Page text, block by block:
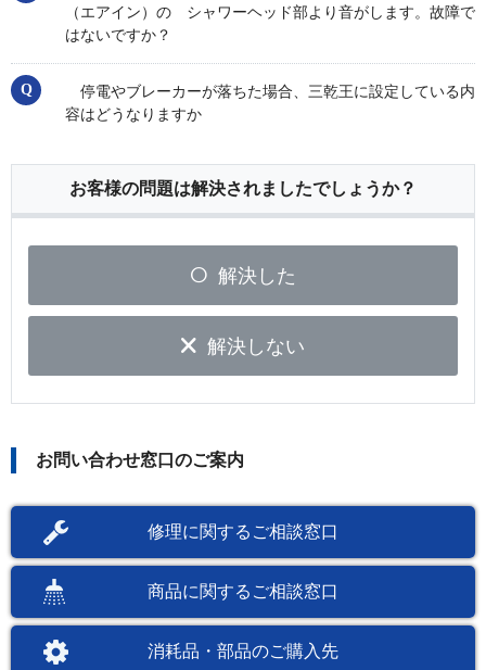
（エアイン）の シャワーヘッド部より音がします。故障で
はないですか？
停電やブレーカーが落ちた場合、三乾王に設定している内
容はどうなりますか
お客様の問題は解決されましたでしょうか？
解決した
解決しない
お問い合わせ窓口のご案内
修理に関するご相談窓口
商品に関するご相談窓口
消耗品・部品のご購入先